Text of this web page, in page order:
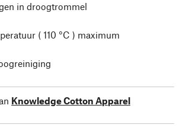
in droogtrommel
( 110 °C ) maximum
Knowledge Cotton Apparel